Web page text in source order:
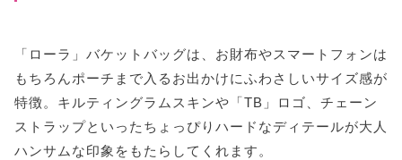
「ローラ」バケットバッグは、お財布やスマートフォンは
もちろんポーチまで入るお出かけにふわさしいサイズ感が
特徴。キルティングラムスキンや「TB」ロゴ、チェーン
ストラップといったちょっぴりハードなディテールが大人
ハンサムな印象をもたらしてくれます。